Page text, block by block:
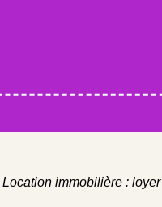
Location immobilière : loyer